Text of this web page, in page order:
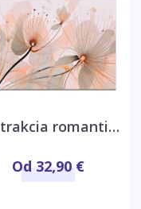
Abstrakcia romantické kvety
Od 32,90 €